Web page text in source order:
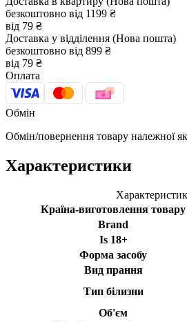
безкоштовно від 1199 ₴
від 79 ₴
Доставка у відділення (Нова пошта)
безкоштовно від 899 ₴
від 79 ₴
Оплата
Обмін
Обмін/повернення товару належної
Характеристики
Країна-виготовлення товару
Brand
Is 18+
Форма засобу
Вид прання
Тип білизни
Об'єм